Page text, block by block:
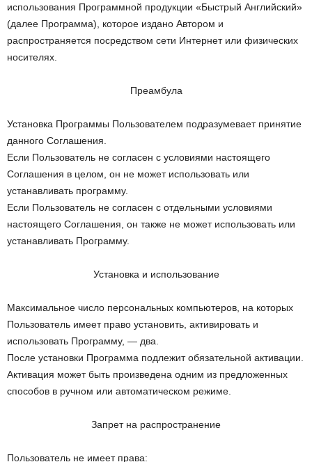
использования Программной продукции «Быстрый Английский»
(далее Программа), которое издано Автором и
распространяется посредством сети Интернет или физических
носителях.
Преамбула
Установка Программы Пользователем подразумевает принятие
данного Соглашения.
Если Пользователь не согласен с условиями настоящего
Соглашения в целом, он не может использовать или
устанавливать программу.
Если Пользователь не согласен с отдельными условиями
настоящего Соглашения, он также не может использовать или
устанавливать Программу.
Установка и использование
Максимальное число персональных компьютеров, на которых
Пользователь имеет право установить, активировать и
использовать Программу, — два.
После установки Программа подлежит обязательной активации.
Активация может быть произведена одним из предложенных
способов в ручном или автоматическом режиме.
Запрет на распространение
Пользователь не имеет права: